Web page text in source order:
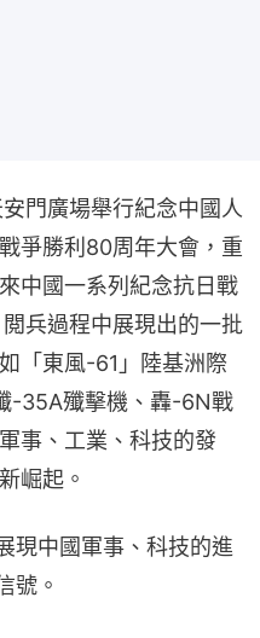
門廣場舉行紀念中國人
爭勝利80周年大會，重
中國一系列紀念抗日戰
兵過程中展現出的一批
「東風-61」陸基洲際
-35A殲擊機、轟-6N戰
事、工業、科技的發
崛起。
現中國軍事、科技的進
號。